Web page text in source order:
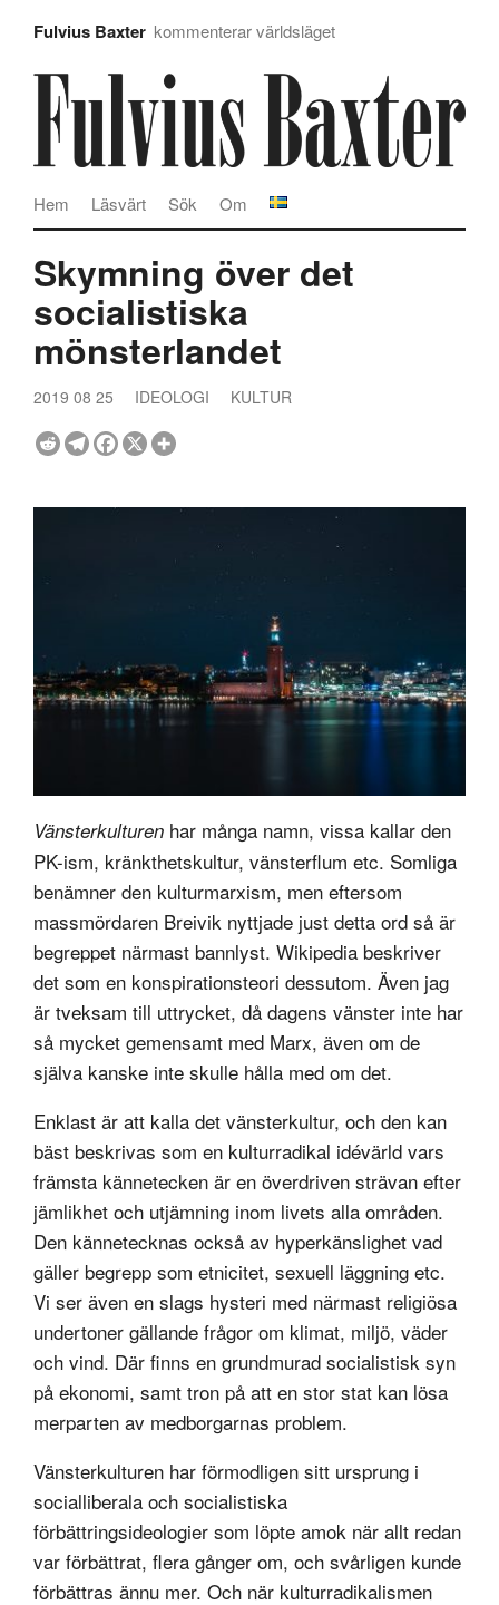
Fulvius Baxter kommenterar världsläget
Om
Sök
Läsvärt
Hem
Skymning över det
socialistiska
mönsterlandet
2019 08 25 IDEOLOGI KULTUR
Vänsterkulturen har många namn, vissa kallar den
PK-ism, kränkthetskultur, vänsterflum etc. Somliga
benämner den kulturmarxism, men eftersom
massmördaren Breivik nyttjade just detta ord så är
begreppet närmast bannlyst. Wikipedia beskriver
det som en konspirationsteori dessutom. Även jag
är tveksam till uttrycket, då dagens vänster inte har
så mycket gemensamt med Marx, även om de
själva kanske inte skulle hålla med om det.
Enklast är att kalla det vänsterkultur, och den kan
bäst beskrivas som en kulturradikal idévärld vars
främsta kännetecken är en överdriven strävan efter
jämlikhet och utjämning inom livets alla områden.
Den kännetecknas också av hyperkänslighet vad
gäller begrepp som etnicitet, sexuell läggning etc.
Vi ser även en slags hysteri med närmast religiösa
undertoner gällande frågor om klimat, miljö, väder
och vind. Där finns en grundmurad socialistisk syn
på ekonomi, samt tron på att en stor stat kan lösa
merparten av medborgarnas problem.
Vänsterkulturen har förmodligen sitt ursprung i
socialliberala och socialistiska
förbättringsideologier som löpte amok när allt redan
var förbättrat, flera gånger om, och svårligen kunde
förbättras ännu mer. Och när kulturradikalismen